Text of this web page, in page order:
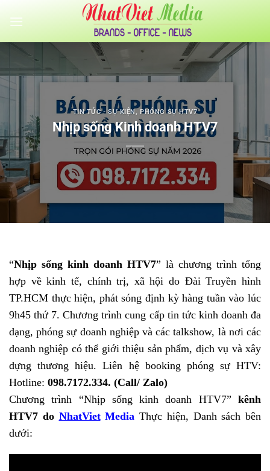
qua
TIN TỨC - SỰ KIỆN,PHÓNG SỰ HTV7
Nhịp sống Kinh doanh HTV7
“Nhịp sống kinh doanh HTV7” là chương trình tổng
hợp về kinh tế, chính trị, xã hội do Đài Truyền hình
TP.HCM thực hiện, phát sóng định kỳ hàng tuần vào lúc
9h45 thứ 7. Chương trình cung cấp tin tức kinh doanh đa
dạng, phóng sự doanh nghiệp và các talkshow, là nơi các
doanh nghiệp có thể giới thiệu sản phẩm, dịch vụ và xây
dựng thương hiệu. Liên hệ booking phóng sự HTV:
Hotline: 098.7172.334. (Call/ Zalo)
Chương trình “Nhịp sống kinh doanh HTV7” kênh
HTV7 do NhatVietMedia Thực hiện, Danh sách bên
dưới: